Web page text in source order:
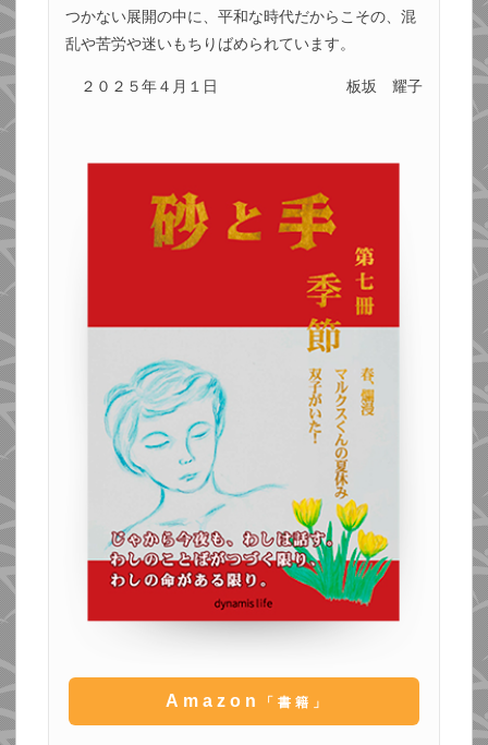
つかない展開の中に、平和な時代だからこその、混
乱や苦労や迷いもちりばめられています。
２０２５年４月１日 板坂 耀子
Amazon 「書籍」